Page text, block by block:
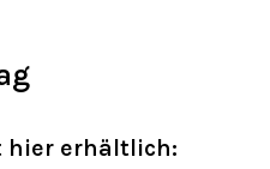
hier erhältlich: